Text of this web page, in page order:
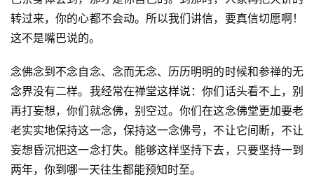
僧
音
高
僧
访
谈
心
乐
转过来，你的心都不会动。所以我们讲信，要真信切愿啊！
这不是嘴巴说的。
念佛念到不念自念、念而无念、历历明明的时候和参禅的无
念界没有二样。我经常在禅堂这样说：你们话头看不上，别
再打妄想，你们就念佛，别空过。你们在这念佛堂更加要老
老实实地保持这一念，保持这一念佛号，不让它间断，不让
妄想昏沉把这一念打失。能够这样坚持下去，只要坚持一到
两年，你到哪一天往生都能预知时至。